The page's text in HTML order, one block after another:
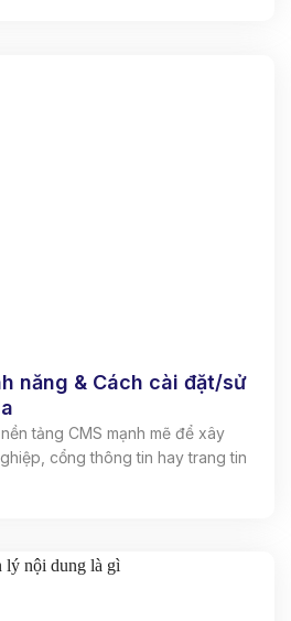
năng & Cách cài đặt/sử
tảng CMS mạnh mẽ để xây
cổng thông tin hay trang tin